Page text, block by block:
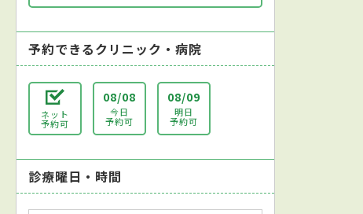
予約できるクリニック・病院
ネット
予約可
08/08
今日
予約可
08/09
明日
予約可
診療曜日・時間